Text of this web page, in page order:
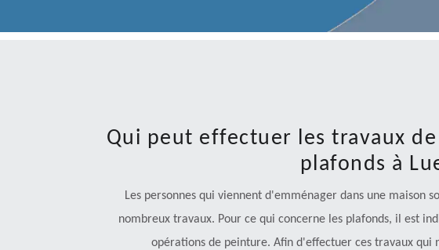
Qui peut effectuer les travaux
plafonds à
Les personnes qui viennent d'emménager dans une maison
nombreux travaux. Pour ce qui concerne les plafonds, il est
opérations de peinture. Afin d'effectuer ces travaux qui